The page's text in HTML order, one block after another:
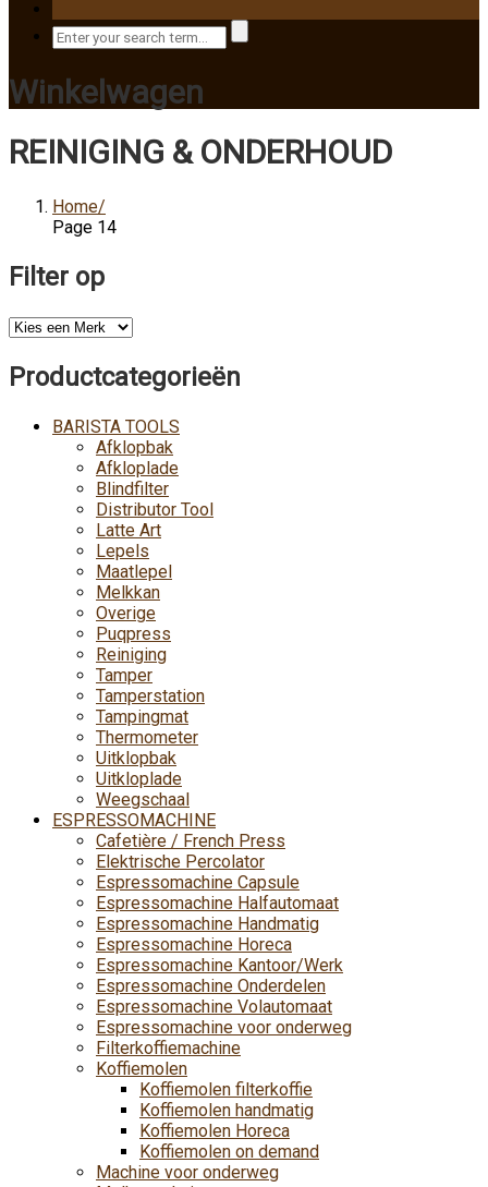
Winkelwagen
REINIGING & ONDERHOUD
Home
Page 14
Filter op
Productcategorieën
BARISTA TOOLS
Afklopbak
Afkloplade
Blindfilter
Distributor Tool
Latte Art
Lepels
Maatlepel
Melkkan
Overige
Puqpress
Reiniging
Tamper
Tamperstation
Tampingmat
Thermometer
Uitklopbak
Uitkloplade
Weegschaal
ESPRESSOMACHINE
Cafetière / French Press
Elektrische Percolator
Espressomachine Capsule
Espressomachine Halfautomaat
Espressomachine Handmatig
Espressomachine Horeca
Espressomachine Kantoor/Werk
Espressomachine Onderdelen
Espressomachine Volautomaat
Espressomachine voor onderweg
Filterkoffiemachine
Koffiemolen
Koffiemolen filterkoffie
Koffiemolen handmatig
Koffiemolen Horeca
Koffiemolen on demand
Machine voor onderweg